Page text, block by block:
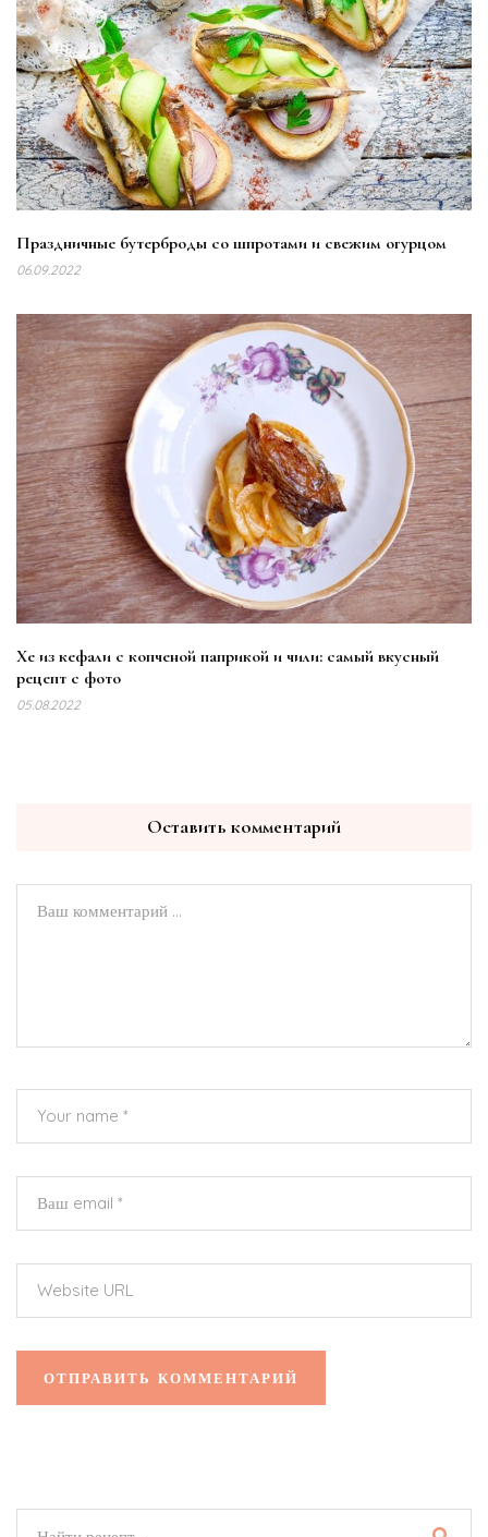
Праздничные бутерброды со шпротами и свежим огурцом
06.09.2022
Хе из кефали с копченой паприкой и чили: самый вкусный
рецепт с фото
05.08.2022
Оставить комментарий